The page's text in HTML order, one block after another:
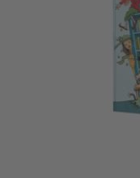
Das große